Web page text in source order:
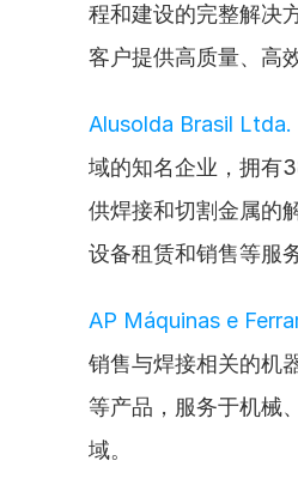
程和建设的完整解决
客户提供高质量、高
Alusolda Brasil Ltda.
域的知名企业，拥有
供焊接和切割金属的
设备租赁和销售等服务
AP Máquinas e
销售与焊接相关的机
等产品，服务于机械
域。